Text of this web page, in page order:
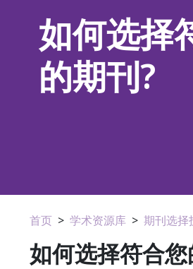
如何选择
的期刊?
首页 > 学术资源库 > 期刊选择
如何选择符合